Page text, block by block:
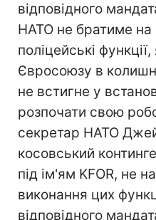
відповідного
НАТО не братиме на
поліцейські
Євросоюзу в
не встигне у
розпочати свою
секретар НАТО
косовський
під ім'ям KFOR, не
виконання цих
відповідного